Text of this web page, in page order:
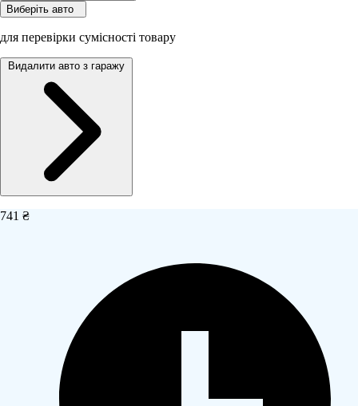
Виберіть авто
для перевірки сумісності товару
Видалити авто з гаражу
741 ₴